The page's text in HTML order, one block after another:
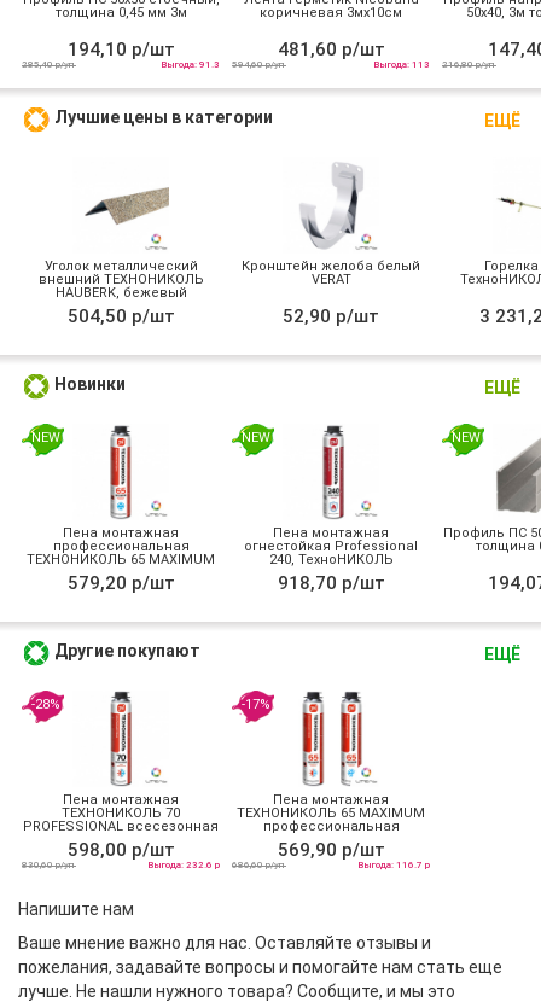
толщина 0,45 мм 3м
194,10 р/шт
285,40 р/уп Выгода: 91.3
коричневая 3мх10см
481,60 р/шт
594,60 р/уп Выгода: 113
50х40, 3м
216,80 р/уп
ЕЩЁ
Лучшие цены в категории
Уголок металлический
внешний ТЕХНОНИКОЛЬ
HAUBERK, бежевый
504,50 р/шт
Кронштейн желоба белый
VERAT
52,90 р/шт 3
ЕЩЁ
Новинки
NEW
Пена монтажная
профессиональная
ТЕХНОНИКОЛЬ 65 MAXIMUM
зимняя
579,20 р/шт
NEW
Пена монтажная
огнестойкая Professional
240, ТехноНИКОЛЬ
918,70 р/шт
NEW
Профиль ПС
толщина
ЕЩЁ
Другие покупают
-28%
Пена монтажная
ТЕХНОНИКОЛЬ 70
PROFESSIONAL всесезонная
598,00 р/шт
830,60 р/уп Выгода: 232.6 р
-17%
Пена монтажная
ТЕХНОНИКОЛЬ 65 MAXIMUM
профессиональная
всесезонная
569,90 р/шт
686,60 р/уп Выгода: 116.7 р
Напишите нам
Ваше мнение важно для нас. Оставляйте отзывы и
пожелания, задавайте вопросы и помогайте нам стать еще
лучше. Не нашли нужного товара? Сообщите, и мы это